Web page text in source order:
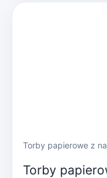
Torby papierowe z
Torby